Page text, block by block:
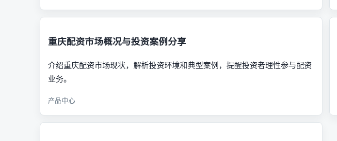
重庆配资市场概况与投资案例分享
介绍重庆配资市场现状，解析投资环境和典型案例，提醒投资者理性参与配资
业务。
产品中心